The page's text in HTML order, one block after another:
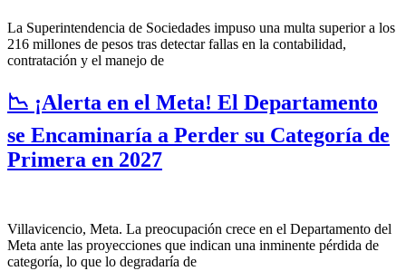
La Superintendencia de Sociedades impuso una multa superior a los
216 millones de pesos tras detectar fallas en la contabilidad,
contratación y el manejo de
📉 ¡Alerta en el Meta! El Departamento
se Encaminaría a Perder su Categoría de
Primera en 2027
Villavicencio, Meta. La preocupación crece en el Departamento del
Meta ante las proyecciones que indican una inminente pérdida de
categoría, lo que lo degradaría de